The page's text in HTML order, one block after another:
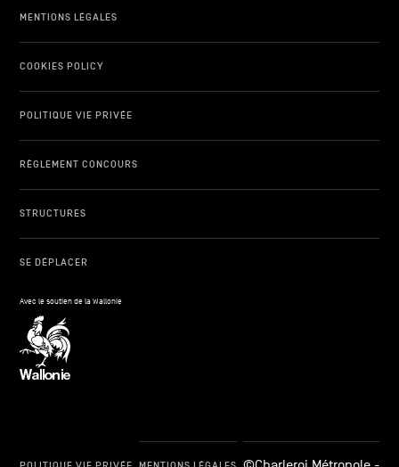
MENTIONS LÉGALES
COOKIES POLICY
POLITIQUE VIE PRIVÉE
RÈGLEMENT CONCOURS
STRUCTURES
SE DÉPLACER
Avec le soutien de la Wallonie